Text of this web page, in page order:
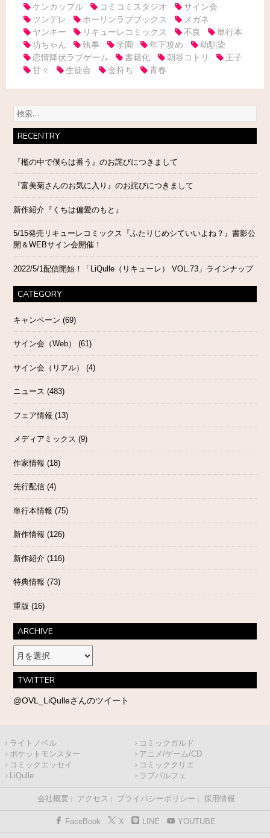
ケンカップル
コミコミスタジオ
サイン会
ツンデレ
ホーリンラブブックス
メガネ
ヤンキー
リキューレコミックス 不良
単行本
坊ちゃん
執事 学園 年下攻め
幼馴染
恋情降伏ラブゲーム
書籍化 朝谷コトリ
王子
甘々
生徒会 金持ち 青春
検
RECENTRY
『檻の中で僕らは番う』のお詫びにつきまして
『富美菊さんのお気に入り』のお詫びにつきまして
新作紹介『くちは偏愛のもと』
5/15発売リキューレコミックス『ふたりじめシていいよね？』書影公
開＆WEBサイン会開催！
2022/5/1配信開始！「LiQulle（リキューレ） VOL.73」ラインナップ
CATEGORY
キャンペーン (69)
サイン会（Web） (61)
サイン会（リアル） (4)
ニュース (483)
フェア情報 (13)
メディアミックス (9)
作家情報 (18)
先行配信 (4)
単行本情報 (75)
新作情報 (126)
新作紹介 (116)
特典情報 (73)
重版 (16)
ARCHIVE
ARCHIVE
TWITTER
@OVL_LiQulleさんのツイート
ライトノベル
コミックガルド
ポケットモンスター
アニメ/ゲーム/CD
コミックエッセイ
コミッククリエ
LiQulle
ラブパルフェ
会社概要 アクセス プライバシーポリシー 採用情報
FaceBook X LINE YOUTUBE